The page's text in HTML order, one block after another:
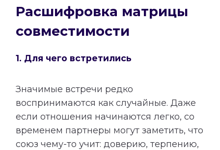
Расшифровка матрицы
совместимости
1. Для чего встретились
Значимые встречи редко
воспринимаются как случайные. Даже
если отношения начинаются легко, со
временем партнеры могут заметить, что
союз чему-то учит: доверию, терпению,